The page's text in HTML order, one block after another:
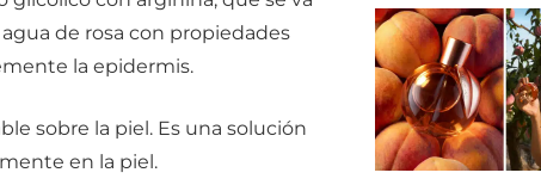
de rosa con propiedades
la epidermis.
sobre la piel. Es una solución
en la piel.